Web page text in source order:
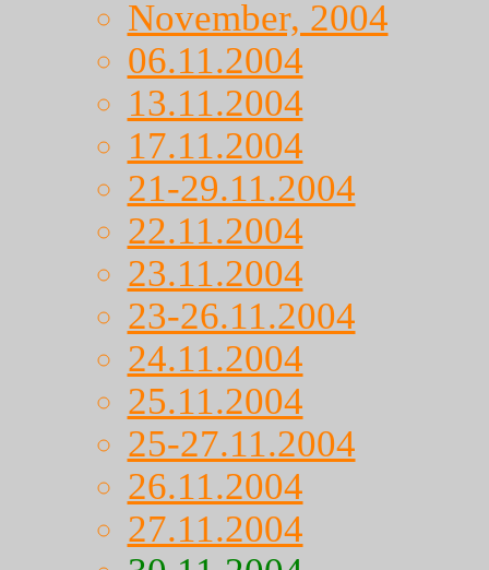
November, 2004
06.11.2004
13.11.2004
17.11.2004
21-29.11.2004
22.11.2004
23.11.2004
23-26.11.2004
24.11.2004
25.11.2004
25-27.11.2004
26.11.2004
27.11.2004